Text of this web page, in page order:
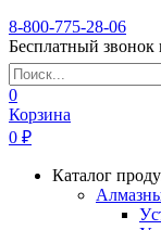
8-800-775-28-06
Бесплатный
0
Корзина
0 ₽
Каталог